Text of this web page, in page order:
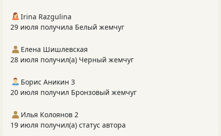
Irina Razgulina
29 июля получила Белый жемчуг
Елена Шишлевская
28 июля получил(а) Черный жемчуг
Борис Аникин 3
20 июля получил Бронзовый жемчуг
Илья Колоянов 2
19 июля получил(а) статус автора